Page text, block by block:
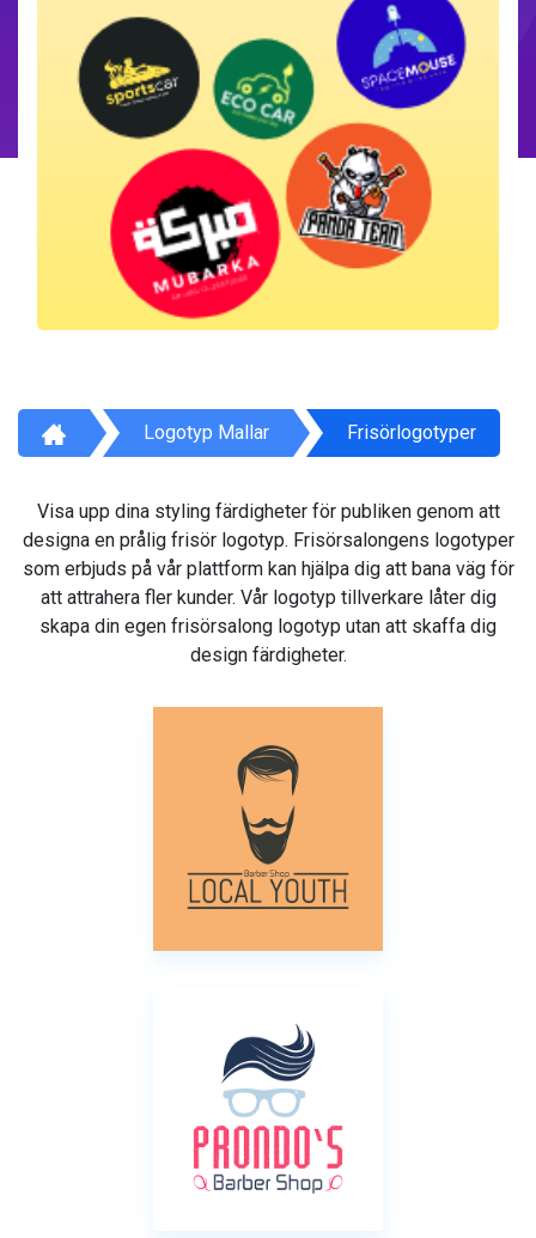
Logotyp Mallar Frisörlogotyper
Visa upp dina styling färdigheter för publiken genom att
designa en prålig frisör logotyp. Frisörsalongens logotyper
som erbjuds på vår plattform kan hjälpa dig att bana väg för
att attrahera fler kunder. Vår logotyp tillverkare låter dig
skapa din egen frisörsalong logotyp utan att skaffa dig
design färdigheter.